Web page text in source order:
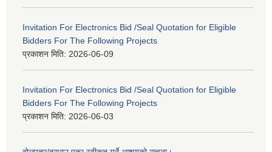
Invitation For Electronics Bid /Seal Quotation for Eligible
Bidders For The Following Projects
प्रकाशन मिति: 2026-06-09
Invitation For Electronics Bid /Seal Quotation for Eligible
Bidders For The Following Projects
प्रकाशन मिति: 2026-06-03